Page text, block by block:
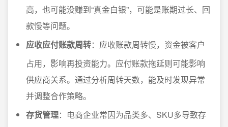
高，也可能没赚到“真金白银”，可能是账期过长、回
款慢等问题。
应收应付账款周转：应收账款周转慢，资金被客户
占用，影响再投资能力。应付账款拖延则可能影响
供应商关系。通过分析周转天数，能及时发现异常
并调整合作策略。
存货管理：电商企业常因为品类多、SKU多导致存